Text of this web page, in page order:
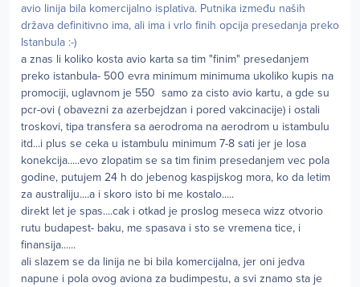
avio linija bila komercijalno isplativa. Putnika između naših
država definitivno ima, ali ima i vrlo finih opcija presedanja preko
Istanbula :-)
a znas li koliko kosta avio karta sa tim "finim" presedanjem
preko istanbula- 500 evra minimum minimuma ukoliko kupis na
promociji, uglavnom je 550 samo za cisto avio kartu, a gde su
pcr-ovi ( obavezni za azerbejdzan i pored vakcinacije) i ostali
troskovi, tipa transfera sa aerodroma na aerodrom u istambulu
itd...i plus se ceka u istambulu minimum 7-8 sati jer je losa
konekcija.....evo zlopatim se sa tim finim presedanjem vec pola
godine, putujem 24 h do jebenog kaspijskog mora, ko da letim
za australiju....a i skoro isto bi me kostalo.....
direkt let je spas....cak i otkad je proslog meseca wizz otvorio
rutu budapest- baku, me spasava i sto se vremena tice, i
finansija......
ali slazem se da linija ne bi bila komercijalna, jer oni jedva
napune i pola ovog aviona za budimpestu, a svi znamo sta je